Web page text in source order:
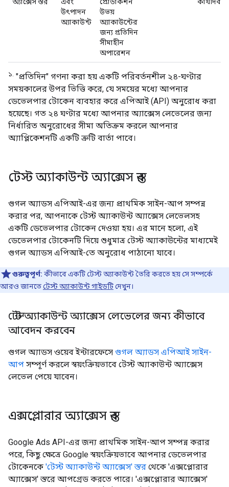
উৎপাদন
অ্যাকাউন্ট
উভয়
অ্যাকাউন্টের
জন্য প্রতিদিন
সীমাহীন
অপারেশন
১. "প্রতিদিন" গণনা করা হয় একটি পরিবর্তনশীল ২৪-ঘণ্টার
সময়কালের উপর ভিত্তি করে, যে সময়ের মধ্যে আপনার
ডেভেলপার টোকেন ব্যবহার করে এপিআই (API) অনুরোধ করা
হয়েছে। গত ২৪ ঘণ্টার মধ্যে আপনার অ্যাক্সেস লেভেলের জন্য
নির্ধারিত অনুরোধের সীমা অতিক্রম করলে আপনার
অ্যাপ্লিকেশনটি একটি ত্রুটি বার্তা পাবে।
টেস্ট অ্যাকাউন্ট অ্যাক্সেস স্তর
গুগল অ্যাডস এপিআই-এর জন্য প্রাথমিক সাইন-আপ সম্পন্ন
করার পর, আপনাকে টেস্ট অ্যাকাউন্ট অ্যাক্সেস লেভেলসহ
একটি ডেভেলপার টোকেন দেওয়া হয়। এর মানে হলো, এই
ডেভেলপার টোকেনটি দিয়ে শুধুমাত্র টেস্ট অ্যাকাউন্টের মাধ্যমেই
গুগল অ্যাডস এপিআই-তে অনুরোধ পাঠানো যাবে।
গুরুত্বপূর্ণ: কীভাবে একটি টেস্ট অ্যাকাউন্ট তৈরি করতে হয় সে সম্পর্কে
আরও জানতেটেস্ট অ্যাকাউন্ট গাইডটিদেখুন।
টেস্ট অ্যাকাউন্ট অ্যাক্সেস লেভেলের জন্য কীভাবে
আবেদন করবেন
গুগল অ্যাডস ওয়েব ইন্টারফেসে গুগল অ্যাডস এপিআই সাইন-
আপ সম্পূর্ণ করলে স্বয়ংক্রিয়ভাবে টেস্ট অ্যাকাউন্ট অ্যাক্সেস
লেভেল পেয়ে যাবেন।
এক্সপ্লোরার অ্যাক্সেস স্তর
Google Ads API-এর জন্য প্রাথমিক সাইন-আপ সম্পন্ন করার
পরে, কিছু ক্ষেত্রে Google স্বয়ংক্রিয়ভাবে আপনার ডেভেলপার
টোকেনকে 'টেস্ট অ্যাকাউন্ট অ্যাক্সেস' স্তর থেকে 'এক্সপ্লোরার
অ্যাক্সেস' স্তরে আপগ্রেড করতে পারে। 'এক্সপ্লোরার অ্যাক্সেস'